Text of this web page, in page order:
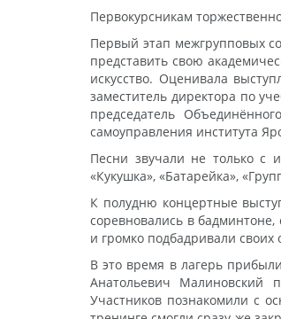
Первокурсникам
Первый этап межгрупповых
представить свою
искусство. Оценивала
заместитель директора по
председатель
самоуправления института
Песни звучали не только с
«Кукушка», «Батарейка»,
К полудню концертные
соревновались в
и громко подбадривали
В это время в лагерь
Анатольевич Малиновский
Участников познакомили с